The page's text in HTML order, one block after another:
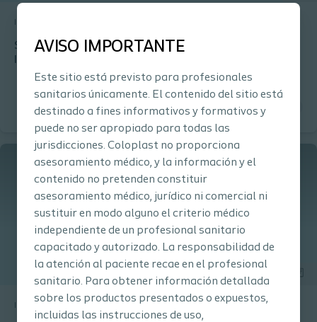
AVISO IMPORTANTE
Este sitio está previsto para profesionales
sanitarios únicamente. El contenido del sitio está
destinado a fines informativos y formativos y
puede no ser apropiado para todas las
jurisdicciones. Coloplast no proporciona
asesoramiento médico, y la información y el
contenido no pretenden constituir
asesoramiento médico, jurídico ni comercial ni
sustituir en modo alguno el criterio médico
independiente de un profesional sanitario
capacitado y autorizado. La responsabilidad de
la atención al paciente recae en el profesional
sanitario. Para obtener información detallada
sobre los productos presentados o expuestos,
incluidas las instrucciones de uso,
Single-Incision Mini-Slings for Stress Urinary
Interventional Urology Estudio de investigación